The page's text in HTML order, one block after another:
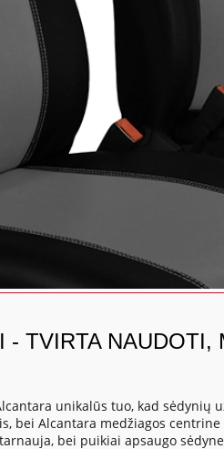
- TVIRTA NAUDOTI,
unikalūs tuo, kad sėdynių
bei Alcantara medžiagos
bei puikiai apsaugo